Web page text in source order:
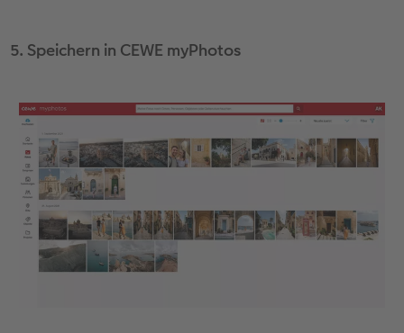
5. Speichern in CEWE myPhotos